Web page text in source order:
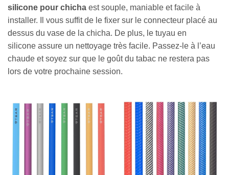
silicone pour chicha est souple, maniable et facile à
installer. Il vous suffit de le fixer sur le connecteur placé au
dessus du vase de la chicha. De plus, le tuyau en
silicone assure un nettoyage très facile. Passez-le à l’eau
chaude et soyez sur que le goût du tabac ne restera pas
lors de votre prochaine session.